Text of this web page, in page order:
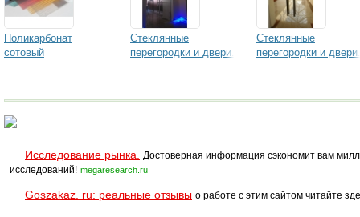
Поликарбонат
сотовый
Стеклянные
перегородки и двери.
Стеклянные
перегородки и двери.
Исследование рынка.
Достоверная информация сэкономит вам
исследований! megaresearch.ru
Goszakaz. ru: реальные отзывы о работе с этим сайтом читайте